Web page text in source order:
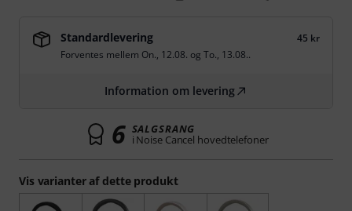
Vis varianter af dette produkt
Standardlevering
45 kr
Forventes mellem On., 12.08. og To., 13.08..
Information om levering
6 SALGSRANG
i Noise Cancel hovedtelefoner